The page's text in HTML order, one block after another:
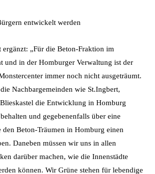
entwickelt werden
„Für die Beton-Fraktion im
und in der Homburger Verwaltung ist der
immer noch nicht ausgeträumt.
Nachbargemeinden wie St.Ingbert,
die Entwicklung in Homburg
und gegebenenfalls über eine
den Beton-Träumen in Homburg einen
Daneben müssen wir uns in allen
darüber machen, wie die Innenstädte
können. Wir Grüne stehen für lebendige